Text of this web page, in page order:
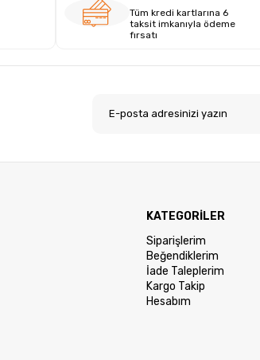
Tüm kredi kartlarına 6
taksit imkanıyla ödeme
fırsatı
KATEGORİLER
Siparişlerim
Beğendiklerim
İade Taleplerim
Kargo Takip
Hesabım